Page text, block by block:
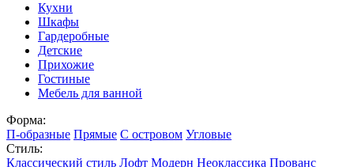
Кухни
Шкафы
Гардеробные
Детские
Прихожие
Гостиные
Мебель для ванной
Форма:
П-образные Прямые С островом Угловые
Стиль:
Классический стиль Лофт Модерн Неоклассика Прованс